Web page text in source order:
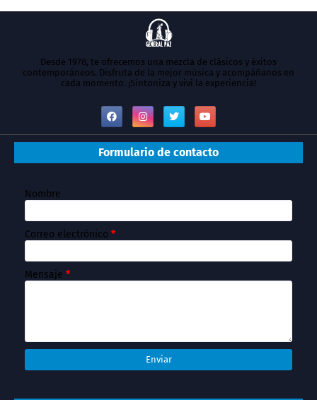
Desde 1978, te ofrecemos una mezcla de clásicos y éxitos
contemporáneos. Disfruta de la mejor música y acompáñanos en
cada momento. ¡Sintoniza y vivi la experiencia!
Formulario de contacto
Nombre
Correo electrónico *
Mensaje *